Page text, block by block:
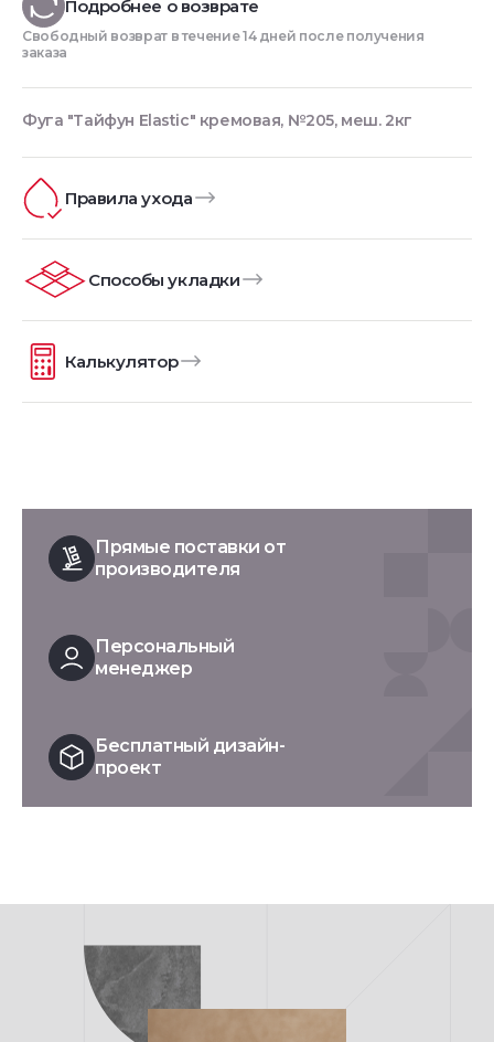
Подробнее о возврате
Свободный возврат в течение 14 дней после получения
заказа
Фуга "Тайфун Elastic" кремовая, №205, меш. 2кг
Правила ухода
Способы укладки
Калькулятор
Прямые поставки от
производителя
Персональный
менеджер
Бесплатный дизайн-
проект